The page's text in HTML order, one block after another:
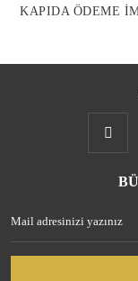
KAPIDA ÖDEME